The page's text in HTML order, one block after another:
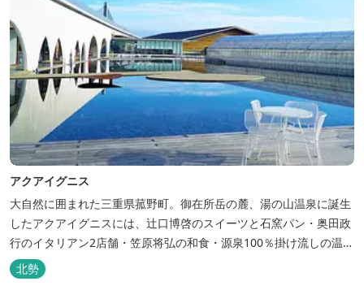
アクアイグニス
大自然に囲まれた三重県菰野町。御在所岳の麓、湯の山温泉に誕生
したアクアイグニスには、辻󠄀口博啓のスイーツと石窯パン・奥田政
行のイタリアン2店舗・笠原将弘の和食・源泉100％掛け流しの温
泉・宿泊棟・離れ宿・苺ハウス・ギャラリーなど、様々な『癒し』
と『食』が集結しております。 【『癒し』の追求 】 ◆源泉100%
北勢